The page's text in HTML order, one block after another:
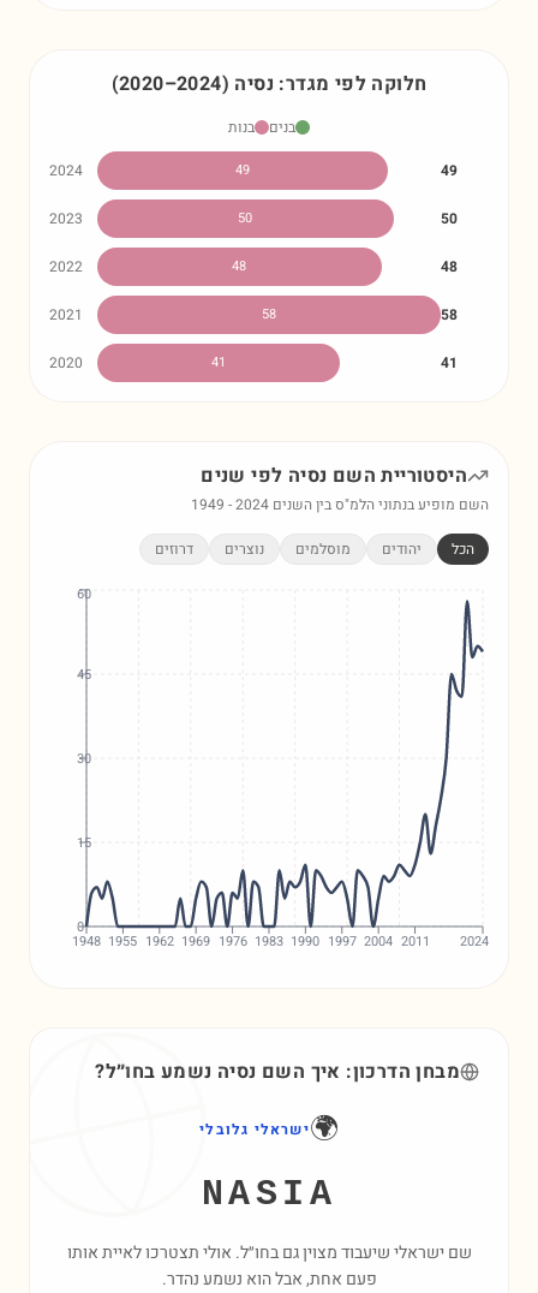
חלוקה לפי מגדר: נסיה (2020–2024)
בנים
בנות
2024
49 49
2023 50 50
2022 48 48
2021 58 58
2020 41 41
היסטוריית השם נסיה לפי שנים
השם מופיע בנתוני הלמ"ס בין השנים 1949 -2024
הכל יהודים מוסלמים נוצרים דרוזים
1948 1955 1962 1969 1976 1983 1990 1997 2004 2011 2024
0
15
30
45
60
מבחן הדרכון: איך השם נסיה נשמע בחו״ל?
🌍ישראלי גלובלי
NASIA
שם ישראלי שיעבוד מצוין גם בחו״ל. אולי תצטרכו לאיית אותו
פעם אחת, אבל הוא נשמע נהדר.